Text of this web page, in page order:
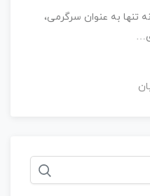
تنها به عنوان سرگرمی،